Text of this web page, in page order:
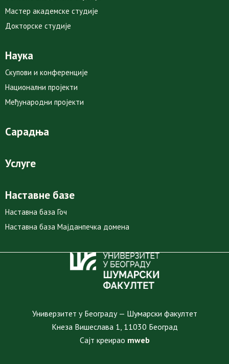
Мастер академске студије
Докторске студије
Наука
Скупови и конференције
Национални пројекти
Међународни пројекти
Сарадња
Услуге
Наставне базе
Наставна база Гоч
Наставна база Мајданпечка домена
Универзитет у Београду — Шумарски факултет
Кнеза Вишеслава 1, 11030 Београд
Сајт креирао mweb